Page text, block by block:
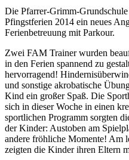
Die Pfarrer-Grimm-
Pfingstferien 2014 ein neues
Ferienbetreuung mit Parkour.
Zwei FAM Trainer wurden
in den Ferien spannend zu
hervorragend!
und sonstige akrobatische
Kind ein großer Spaß. Die
sich in dieser Woche in einen
sportlichen Programm sorgten
der Kinder: Austoben am
andere fröhliche Momente! Am
zeigten die Kinder ihren Eltern